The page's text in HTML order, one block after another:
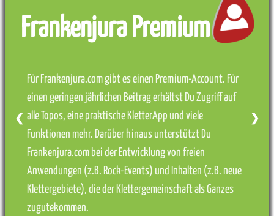
Frankenjura Premium
Für Frankenjura.com gibt es einen Premium-Account. Für
einen geringen jährlichen Beitrag erhältst Du Zugriff auf
alle Topos, eine praktische KletterApp und viele
Funktionen mehr. Darüber hinaus unterstützt Du
Frankenjura.com bei der Entwicklung von freien
Anwendungen (z.B. Rock-Events) und Inhalten (z.B. neue
Klettergebiete), die der Klettergemeinschaft als Ganzes
zugutekommen.
❮ ❯